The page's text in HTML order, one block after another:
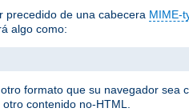
precedido de una cabecera MIME-
algo como:
formato que su navegador
contenido no-HTML.